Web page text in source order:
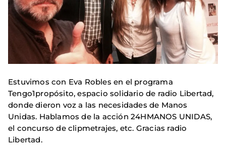
Estuvimos con Eva Robles en el programa
Tengo1propósito, espacio solidario de radio Libertad,
donde dieron voz a las necesidades de Manos
Unidas. Hablamos de la acción 24HMANOS UNIDAS,
el concurso de clipmetrajes, etc. Gracias radio
Libertad.